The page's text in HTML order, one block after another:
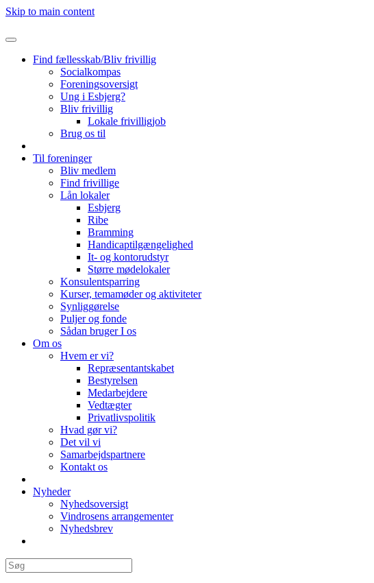
Skip to main content
Find fællesskab/Bliv frivillig
Socialkompas
Foreningsoversigt
Ung i Esbjerg?
Bliv frivillig
Lokale frivilligjob
Brug os til
Til foreninger
Bliv medlem
Find frivillige
Lån lokaler
Esbjerg
Ribe
Bramming
Handicaptilgængelighed
It- og kontorudstyr
Større mødelokaler
Konsulentsparring
Kurser, temamøder og aktiviteter
Synliggørelse
Puljer og fonde
Sådan bruger I os
Om os
Hvem er vi?
Repræsentantskabet
Bestyrelsen
Medarbejdere
Vedtægter
Privatlivspolitik
Hvad gør vi?
Det vil vi
Samarbejdspartnere
Kontakt os
Nyheder
Nyhedsoversigt
Vindrosens arrangementer
Nyhedsbrev